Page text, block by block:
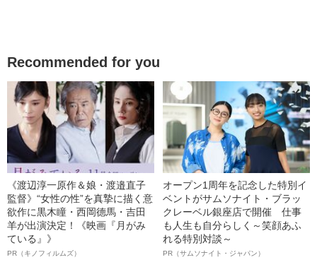
Recommended for you
《渡辺淳一原作＆娘・渡邉直子
監督》“女性の性”を真摯に描く意
欲作に黒木瞳・西岡德馬・吉田
羊が出演決定！《映画『月がみ
ている』》
PR（キノフィルムズ）
オープン1周年を記念した特別イ
ベントがサムソナイト・ブラッ
クレーベル銀座店で開催 仕事
も人生も自分らしく～笑顔あふ
れる特別対談～
PR（サムソナイト・ジャパン）